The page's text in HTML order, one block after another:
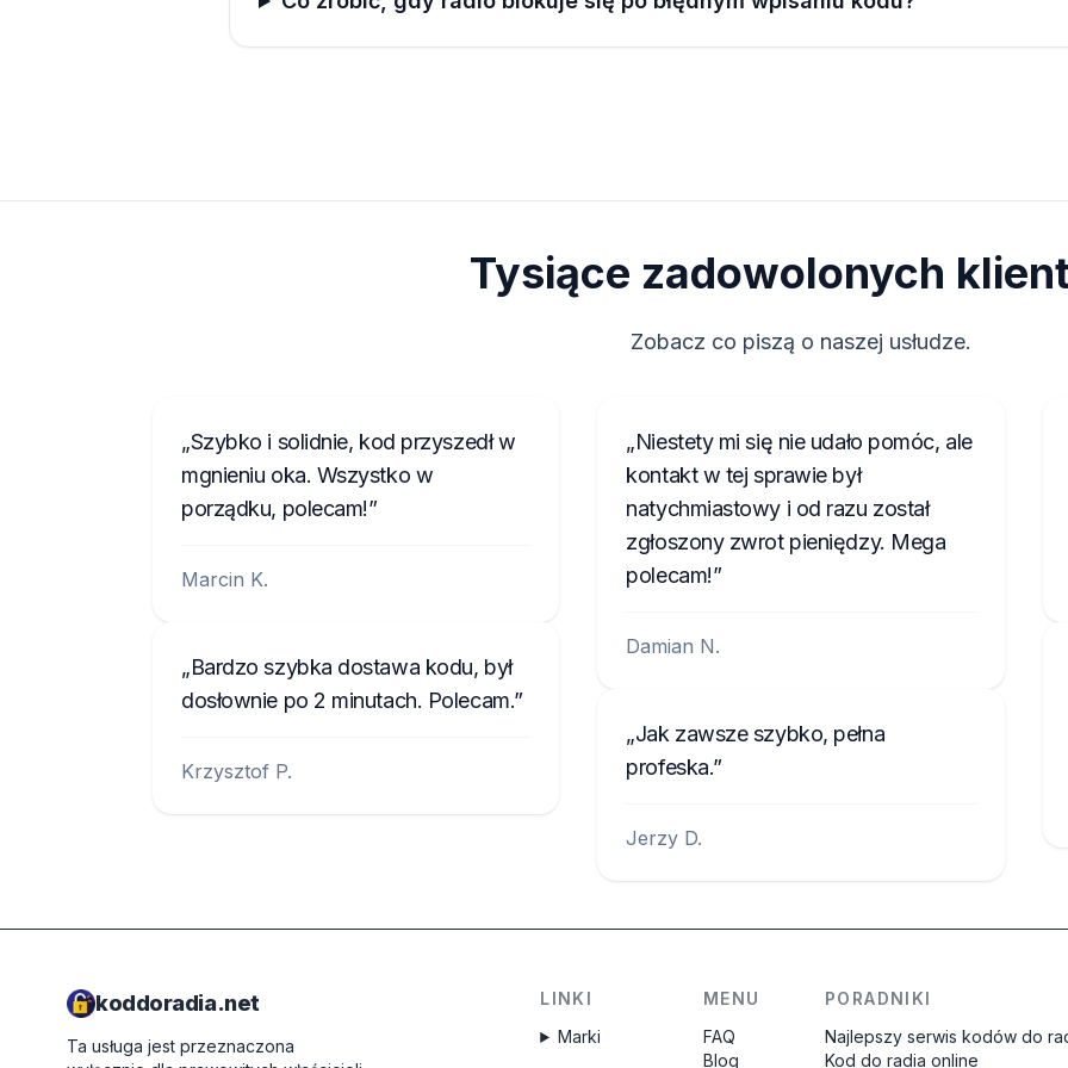
Tysiące zadowolonych
Zobacz co piszą o naszej usłudze.
Szybko i solidnie, kod przyszedł w
mgnieniu oka. Wszystko w
porządku, polecam!
Marcin K.
Bardzo szybka dostawa kodu, był
dosłownie po 2 minutach. Polecam.
Krzysztof P.
Niestety mi się nie udało pomóc, ale
kontakt w tej sprawie był
natychmiastowy i od razu został
zgłoszony zwrot pieniędzy. Mega
polecam!
Damian N.
Jak zawsze szybko, pełna
profeska.
Jerzy D.
koddoradia.net
Ta usługa jest przeznaczona
LINKI
Marki
MENU
FAQ
Blog
PORADNIKI
Najlepszy serwis kodów do
Kod do radia online